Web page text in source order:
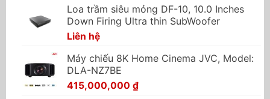
Loa trầm siêu mỏng DF-10, 10.0 Inches
Down Firing Ultra thin SubWoofer
Liên hệ
Máy chiếu 8K Home Cinema JVC, Model:
DLA-NZ7BE
415,000,000 ₫